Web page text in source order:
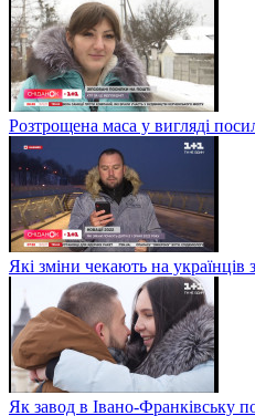
Розтрощена маса у вигляді
Які зміни чекають на українців
Як завод в Івано-Франківську